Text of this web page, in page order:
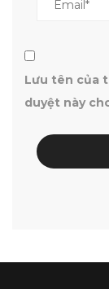
Lưu tên của
duyệt này